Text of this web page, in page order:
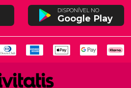
DISPONÍVEL NO
Google Play